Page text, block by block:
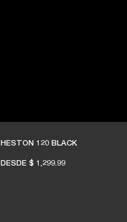
HESTON 120 BLACK
DESDE $ 1,299.99